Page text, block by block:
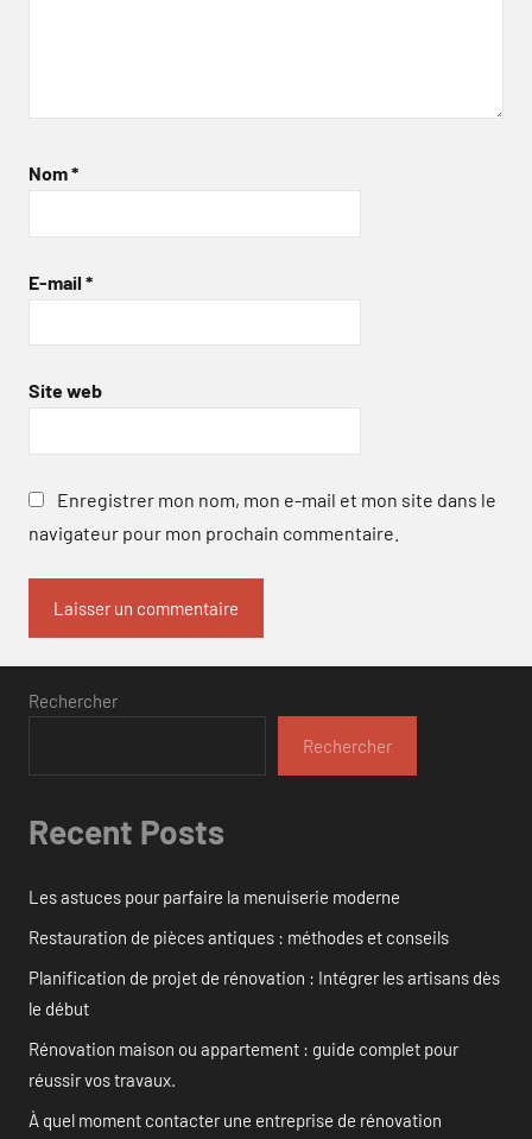
Nom*
E-mail *
Site web
Enregistrer mon nom, mon e-mail et mon site dans le
navigateur pour mon prochain commentaire.
Rechercher
Rechercher
Recent Posts
Les astuces pour parfaire la menuiserie moderne
Restauration de pièces antiques : méthodes et conseils
Planification de projet de rénovation : Intégrer les artisans dès
le début
Rénovation maison ou appartement : guide complet pour
réussir vos travaux.
À quel moment contacter une entreprise de rénovation